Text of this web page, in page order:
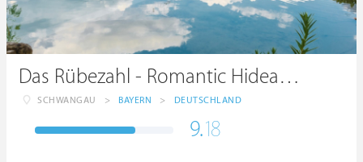
Das Rübezahl - Romantic Hideaway & Boutique Spa
SCHWANGAU > BAYERN > DEUTSCHLAND
9.18